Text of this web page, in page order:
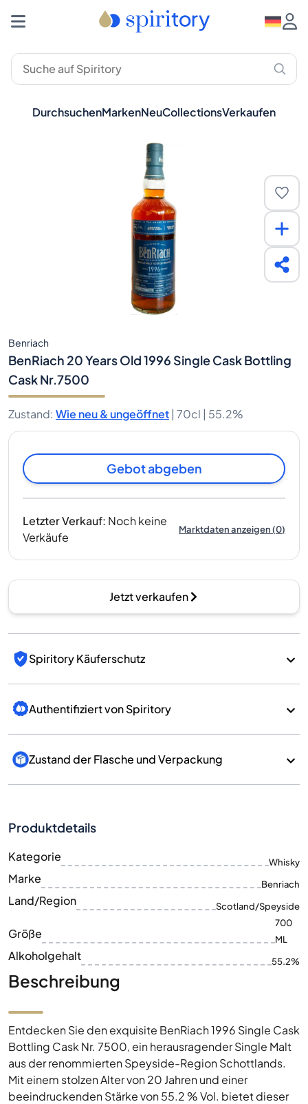
DurchsuchenMarkenNeuCollectionsVerkaufen
Benriach
BenRiach 20 Years Old 1996 Single Cask Bottling
Cask Nr.7500
Zustand: Wie neu & ungeöffnet | 70cl | 55.2%
Gebot abgeben
Letzter Verkauf: Noch keine
Verkäufe
Marktdaten anzeigen(0)
Jetzt verkaufen
Spiritory Käuferschutz
Authentifiziert von Spiritory
Zustand der Flasche und Verpackung
Produktdetails
Kategorie Whisky
Marke Benriach
Land/Region Scotland/Speyside
Größe
700
ML
Alkoholgehalt 55.2%
Beschreibung
Entdecken Sie den exquisite BenRiach 1996 Single Cask
Bottling Cask Nr. 7500, ein herausragender Single Malt
aus der renommierten Speyside-Region Schottlands.
Mit einem stolzen Alter von 20 Jahren und einer
beeindruckenden Stärke von 55.2 % Vol. bietet dieser